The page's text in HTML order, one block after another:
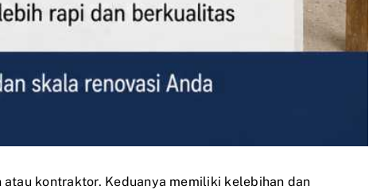
kontraktor. Keduanya memiliki kelebihan dan